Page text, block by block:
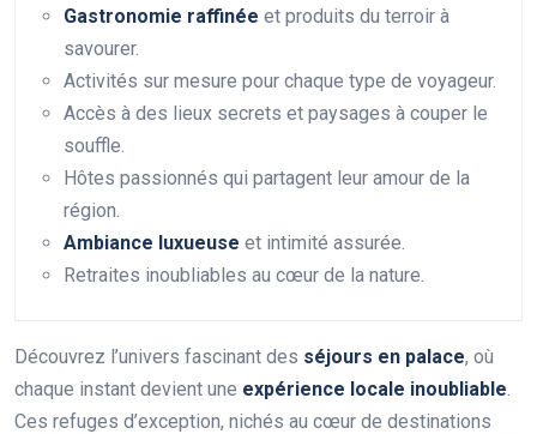
Gastronomie raffinée et produits du terroir à
savourer.
Activités sur mesure pour chaque type de voyageur.
Accès à des lieux secrets et paysages à couper le
souffle.
Hôtes passionnés qui partagent leur amour de la
région.
Ambiance luxueuse et intimité assurée.
Retraites inoubliables au cœur de la nature.
Découvrez l’univers fascinant des séjours en palace, où
chaque instant devient une expérience locale inoubliable.
Ces refuges d’exception, nichés au cœur de destinations